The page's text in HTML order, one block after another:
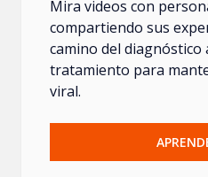
Mira videos con
compartiendo sus
camino del diagnóstico
tratamiento para
viral.